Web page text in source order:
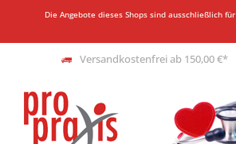
Die Angebote dieses Shops sind ausschließlich
Versandkostenfrei ab 150,00 €*